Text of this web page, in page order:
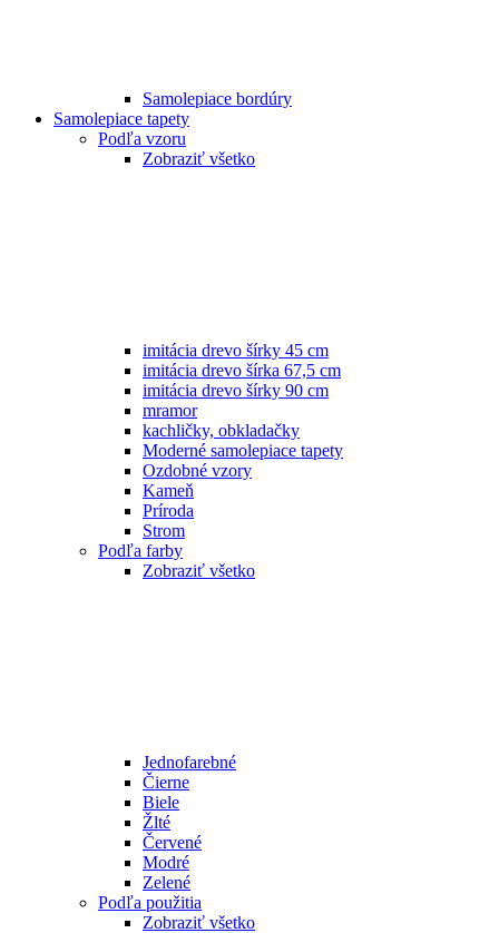
Samolepiace bordúry
Samolepiace tapety
Podľa vzoru
Zobraziť všetko
imitácia drevo šírky 45 cm
imitácia drevo šírka 67,5 cm
imitácia drevo šírky 90 cm
mramor
kachličky, obkladačky
Moderné samolepiace tapety
Ozdobné vzory
Kameň
Príroda
Strom
Podľa farby
Zobraziť všetko
Jednofarebné
Čierne
Biele
Žlté
Červené
Modré
Zelené
Podľa použitia
Zobraziť všetko